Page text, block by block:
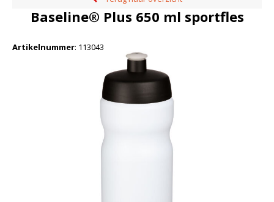
Baseline® Plus 650 ml sportfles
Artikelnummer: 113043